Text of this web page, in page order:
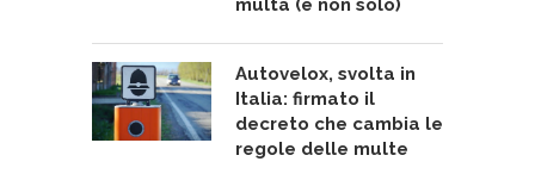
Autovelox, svolta in
Italia: firmato il
decreto che cambia le
regole delle multe